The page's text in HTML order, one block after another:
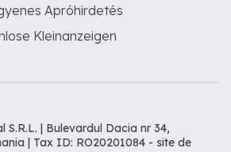
Apróhirdetés
Kleinanzeigen
S.R.L. | Bulevardul Dacia nr 34,
| Tax ID: RO20201084 - site de